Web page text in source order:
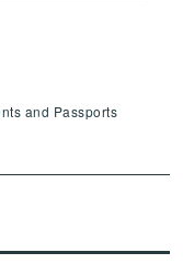
and Passports